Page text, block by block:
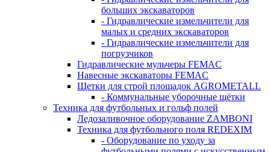
больших экскаваторов
- Гидравлические измельчители для
малых и средних экскаваторов
- Гидравлические измельчители для
погрузчиков
Гидравлические мульчеры FEMAC
Навесные экскаваторы FEMAC
Щетки для строй площадок AGROMETALL
- Коммунальные уборочные щётки
Техника для футбольных и гольф полей
Ледозаливочное оборудование ZAMBONI
Техника для футбольного поля REDEXIM
- Оборудование по уходу за